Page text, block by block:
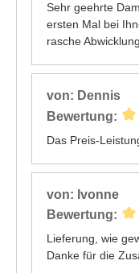
Sehr geehrte
ersten Mal bei
rasche
von: Dennis
Bewertung:
Das Preis-
von: Ivonne
Bewertung:
Lieferung, wie
Danke für die